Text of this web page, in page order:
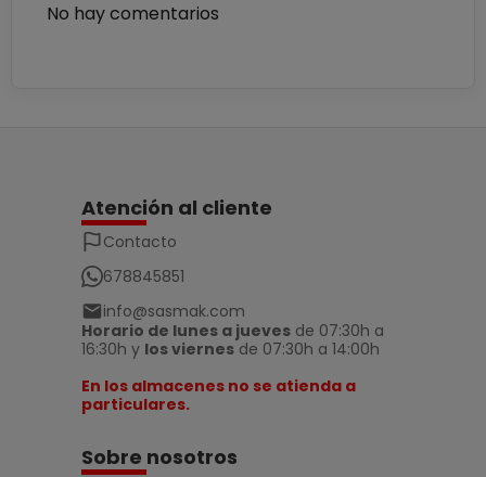
No hay comentarios
Atención al cliente
Contacto
678845851
info@sasmak.com
Horario de lunes a jueves de 07:30h a
16:30h y los viernes de 07:30h a 14:00h
En los almacenes no se atienda a
particulares.
Sobre nosotros